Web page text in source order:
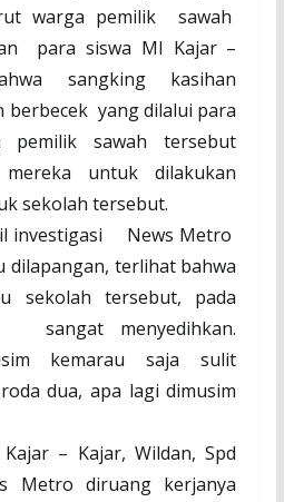
warga pemilik sawah
para siswa MI Kajar –
sangking kasihan
berbecek yang dilalui para
pemilik sawah tersebut
mereka untuk dilakukan
sekolah tersebut.
investigasi News Metro
dilapangan, terlihat bahwa
sekolah tersebut, pada
sangat menyedihkan.
kemarau saja sulit
dua, apa lagi dimusim
– Kajar, Wildan, Spd
Metro diruang kerjanya